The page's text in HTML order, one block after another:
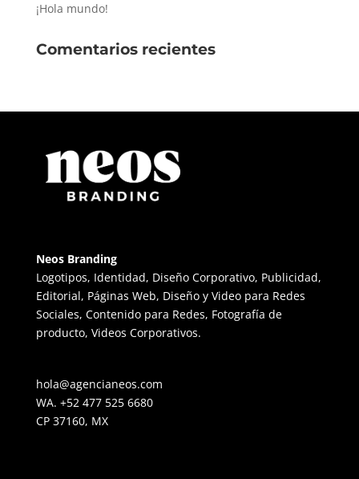
¡Hola mundo!
Comentarios recientes
Neos Branding
Logotipos, Identidad, Diseño Corporativo, Publicidad,
Editorial, Páginas Web, Diseño y Video para Redes
Sociales, Contenido para Redes, Fotografía de
producto, Videos Corporativos.
hola@agencianeos.com
WA. +52 477 525 6680
CP 37160, MX